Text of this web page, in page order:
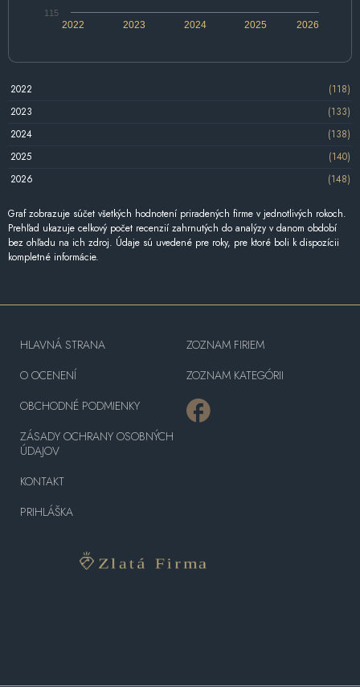
2022 2024 2026
2023 2025
115
2022
(118)
2023
(133)
2024
(138)
2025
(140)
2026
(148)
Graf zobrazuje súčet všetkých hodnotení priradených firme v jednotlivých rokoch.
Prehľad ukazuje celkový počet recenzií zahrnutých do analýzy v danom období
bez ohľadu na ich zdroj. Údaje sú uvedené pre roky, pre ktoré boli k dispozícii
kompletné informácie.
HLAVNÁ STRANA
O OCENENÍ
OBCHODNÉ PODMIENKY
ZÁSADY OCHRANY OSOBNÝCH
ÚDAJOV
KONTAKT
PRIHLÁŠKA
ZOZNAM FIRIEM
ZOZNAM KATEGÓRII